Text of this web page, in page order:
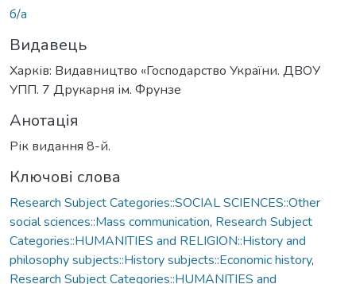
б/а
Видавець
Харків: Видавництво «Господарство України. ДВОУ
УПП. 7 Друкарня ім. Фрунзе
Анотація
Рік видання 8-й.
Ключові слова
Research Subject Categories::SOCIAL SCIENCES::Other
social sciences::Mass communication, Research Subject
Categories::HUMANITIES and RELIGION::History and
philosophy subjects::History subjects::Economic history,
Research Subject Categories::HUMANITIES and